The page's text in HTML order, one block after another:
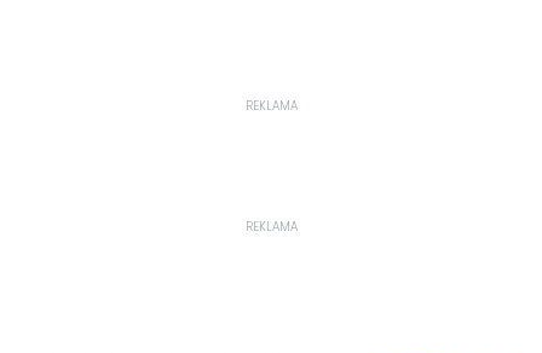
REKLAMA
REKLAMA